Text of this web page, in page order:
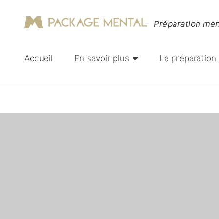
Préparation
Accueil En savoir plus La préparation